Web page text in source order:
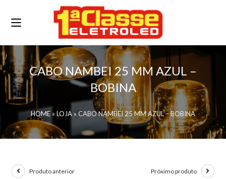
CABO NAMBEI 25 MM AZUL –
BOBINA
HOME » LOJA » CABO NAMBEI 25 MM AZUL – BOBINA
Produto anterior Próximo produto